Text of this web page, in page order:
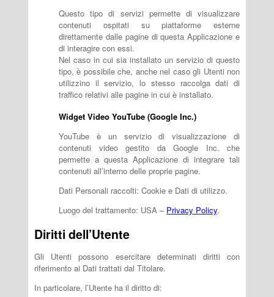
Questo tipo di servizi permette di visualizzare
contenuti ospitati su piattaforme esterne
direttamente dalle pagine di questa Applicazione e
di interagire con essi.
Nel caso in cui sia installato un servizio di questo
tipo, è possibile che, anche nel caso gli Utenti non
utilizzino il servizio, lo stesso raccolga dati di
traffico relativi alle pagine in cui è installato.
Widget Video YouTube (Google Inc.)
YouTube è un servizio di visualizzazione di
contenuti video gestito da Google Inc. che
permette a questa Applicazione di integrare tali
contenuti all’interno delle proprie pagine.
Dati Personali raccolti: Cookie e Dati di utilizzo.
Luogo del trattamento: USA – Privacy Policy.
Diritti dell’Utente
Gli Utenti possono esercitare determinati diritti con
riferimento ai Dati trattati dal Titolare.
In particolare, l’Utente ha il diritto di: